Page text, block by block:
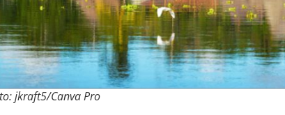
jkraft5/Canva Pro